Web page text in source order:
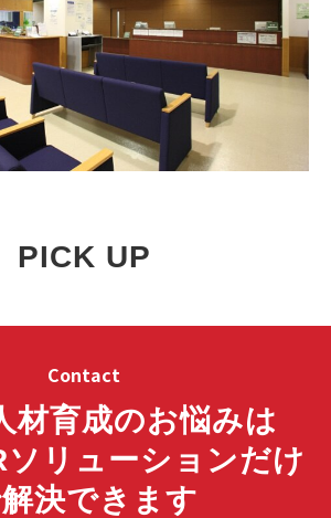
PICK UP
Contact
材育成のお悩みは
リューションだけ
決できます